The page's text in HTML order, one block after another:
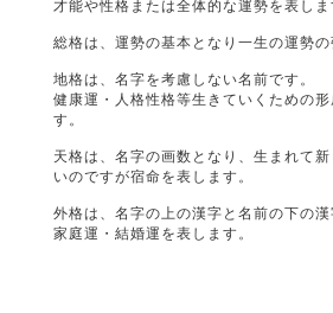
才能や性格または全体的な運勢を表しま
総格は、運勢の基本となり一生の運勢の
地格は、名字を考慮しない名前です。
健康運・人格性格等生きていくための
す。
天格は、名字の画数となり、生まれて
いのですが宿命を表します。
外格は、名字の上の漢字と名前の下の漢
家庭運・結婚運を表します。